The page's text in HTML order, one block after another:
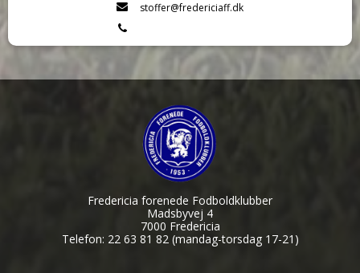
stoffer@fredericiaff.dk
Fredericia forenede Fodboldklubber
Madsbyvej 4
7000 Fredericia
Telefon: 22 63 81 82 (mandag-torsdag 17-21)